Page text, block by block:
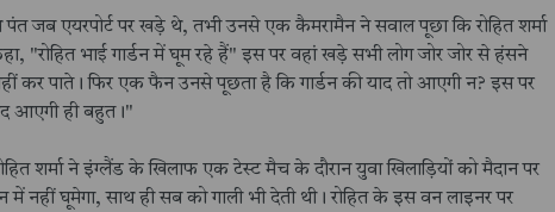
पंत जब एयरपोर्ट पर खड़े थे, तभी उनसे एक कैमरामैन ने सवाल पूछा कि रोहित शर्मा
"रोहित भाई गार्डन में घूम रहे हैं" इस पर वहां खड़े सभी लोग जोर जोर से हंसने
कर पाते। फिर एक फैन उनसे पूछता है कि गार्डन की याद तो आएगी न? इस पर
आएगी ही बहुत।"
शर्मा ने इंग्लैंड के खिलाफ एक टेस्ट मैच के दौरान युवा खिलाड़ियों को मैदान पर
में नहीं घूमेगा, साथ ही सब को गाली भी देती थी। रोहित के इस वन लाइनर पर